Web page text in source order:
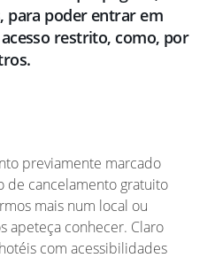
para poder entrar em
restrito, como, por
previamente marcado
de cancelamento gratuito
mais num local ou
apeteça conhecer. Claro
com acessibilidades